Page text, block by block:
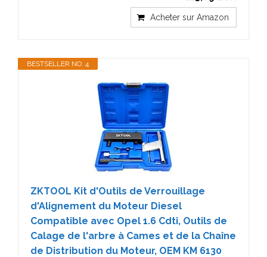
Acheter sur Amazon
BESTSELLER NO. 4
ZKTOOL Kit d'Outils de Verrouillage
d'Alignement du Moteur Diesel
Compatible avec Opel 1.6 Cdti, Outils de
Calage de l'arbre à Cames et de la Chaîne
de Distribution du Moteur, OEM KM 6130